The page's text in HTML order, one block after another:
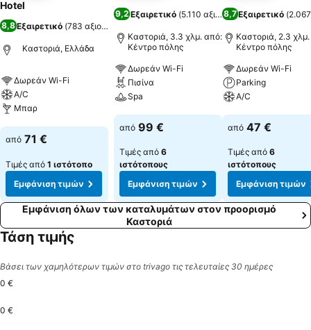
Hotel
8,8Εξαιρετικό (783 αξιολογήσεις
Καστοριά, Ελλάδα
Δωρεάν Wi-Fi
A/C
Μπαρ
Εμφάνιση τιμών
από 71 €
Τιμές από 1 ιστότοπο
Εμφάνιση τιμών
9,2Εξαιρετικό (5.110 αξιολογήσεις)
Καστοριά, 3.3 χλμ. από:
Κέντρο πόλης
Δωρεάν Wi-Fi
Πισίνα
Spa
Εμφάνιση τιμών
από 99 €
Τιμές από 6
ιστότοπους
Εμφάνιση τιμών
8,7Εξαιρετικό (
Καστοριά, 2.3
Κέντρο πόλης
Δωρεάν Wi-Fi
Parking
A/C
Εμφάνιση τιμών
από 47 €
Τιμές από 6
ιστότοπους
Εμφάνιση τιμών
Εμφάνιση όλων των καταλυμάτων στον προορισμό
Καστοριά
Τάση τιμής
Βάσει των χαμηλότερων τιμών στο trivago τις τελευταίες 30 ημέρες
0 €
0 €